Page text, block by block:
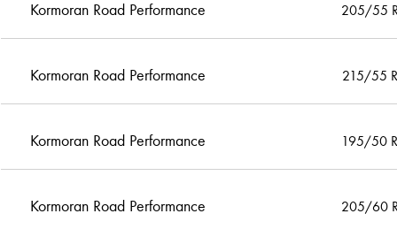
Kormoran Road Performance 205/55
Kormoran Road Performance 215/55
Kormoran Road Performance 195/50
Kormoran Road Performance 205/60